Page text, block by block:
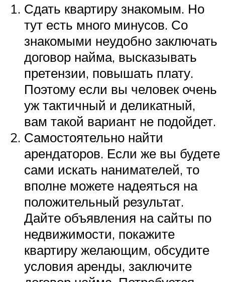
Сдать квартиру знакомым. Но
тут есть много минусов. Со
знакомыми неудобно заключать
договор найма, высказывать
претензии, повышать плату.
Поэтому если вы человек очень
уж тактичный и деликатный,
вам такой вариант не подойдет.
Самостоятельно найти
арендаторов. Если же вы будете
сами искать нанимателей, то
вполне можете надеяться на
положительный результат.
Дайте объявления на сайты по
недвижимости, покажите
квартиру желающим, обсудите
условия аренды, заключите